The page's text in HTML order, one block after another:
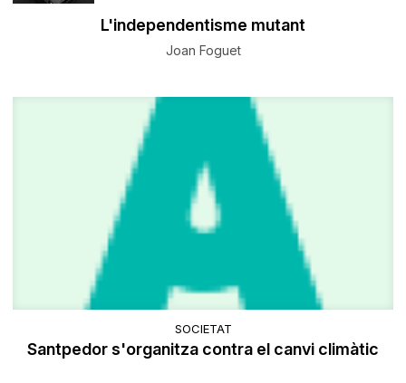
L'independentisme mutant
Joan Foguet
SOCIETAT
Santpedor s'organitza contra el canvi climàtic